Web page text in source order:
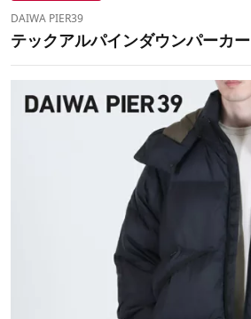
DAIWA PIER39
テックアルパインダウンパーカー